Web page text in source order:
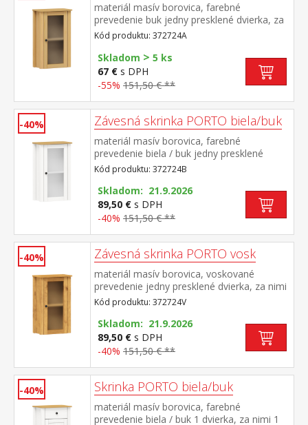
materiál masív borovica, farebné
prevedenie buk jedny presklené dvierka, za
nimi jedna polica maximálne nosnosti
uvedené v návode na montáž súčasť
zostavy PORTO buk
Kód produktu: 372724A
Skladom > 5 ks
67 € s DPH
-55% 151,50 € **
-40% Závesná skrinka PORTO biela/buk
materiál masív borovica, farebné
prevedenie biela / buk jedny presklené
dvierka, za nimi jedna polica maximálne
nosnosti uvedené v návode na
montáž súčasť zostavy PORTO biela/buk
Kód produktu: 372724B
Skladom: 21.9.2026
89,50 € s DPH
-40% 151,50 € **
-40% Závesná skrinka PORTO vosk
materiál masív borovica, voskované
prevedenie jedny presklené dvierka, za nimi
jedna polica maximálne nosnosti uvedené v
návode na montáž súčasť zostavy PORTO
vosk
Kód produktu: 372724V
Skladom: 21.9.2026
89,50 € s DPH
-40% 151,50 € **
-40% Skrinka PORTO biela/buk
materiál masív borovica, farebné
prevedenie biela / buk 1 dvierka, za nimi 1